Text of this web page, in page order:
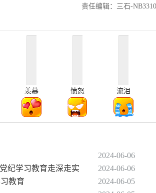
责任编辑：三石-
羡慕 愤怒 流泪
2024-06-06
纪学习教育走深走实
2024-06-06
教育
2024-06-05